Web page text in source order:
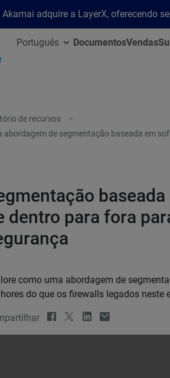
Akamai adquire a LayerX, oferecendo
Português DocumentosVendas
de recursos
abordagem de segmentação baseada em
dentro para fora
como uma abordagem de
do que os firewalls legados neste